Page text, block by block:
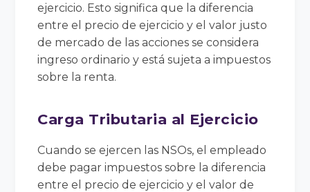
ejercicio. Esto significa que la diferencia
entre el precio de ejercicio y el valor justo
de mercado de las acciones se considera
ingreso ordinario y está sujeta a impuestos
sobre la renta.
Carga Tributaria al Ejercicio
Cuando se ejercen las NSOs, el empleado
debe pagar impuestos sobre la diferencia
entre el precio de ejercicio y el valor de